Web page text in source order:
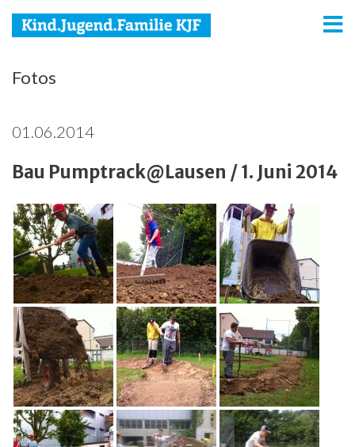
KJF
Jugend
Familie
Media
Agenda
Netzwerk
Spenden
Jobs
Freiwilligenarbeit
News
Fotos
01.06.2014
Bau Pumptrack@Lausen / 1. Juni 2014